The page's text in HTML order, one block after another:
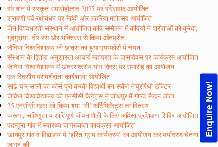
Enquire Now!
संस्थान में संस्कृत समारोहोत्सव 2025 पर परिसंवाद आयोजित
श्रावणी पर्व रक्षाबंधन पर मेहंदी और लहरिया महोत्सव आयोजित
जैन विश्वभारती संस्थान में आयोजित कवि सम्मेलन में कवियों ने श्रोताओं को कुरेदा,
गुदगुदाया, वीर रस और भक्तिरस से किया ओतप्रोत
जैविभा विश्वविद्यालय की छात्रा का हुआ एयरफोर्स में चयन
संस्थान के द्वितीय अनुशास्ता आचार्य महाप्रज्ञ के जन्मदिवस पर कार्यक्रम आयोजित
जैविभा विश्वविद्यालय में अंतरराष्ट्रीय योग दिवस पर समारोह का आयोजन
एक दिवसीय परामर्शदाता कार्यशाला आयोजित
साढे चार सालों का कोर्स पूरा करके विद्यार्थी बन सकेंगे नेचुरोपैथी डाॅक्टर
जैविभा विश्वविद्यालय की एनसीसी कैडेट्स ने जोधपुर में गोल्ड मैडल जीता
25 एनसीसी गल्र्स को किया गया ‘बी’ सर्टिफिकेट्स का वितरण
करूणा, सहिष्णुता व शांतिपूर्ण जीवन शैली के लिए अहिंसा प्रशिक्षण शिविर आयोजित
पदमपुरा गांव में स्वास्थ्य जागरूकता कार्यक्रम आयोजित
खानपुर गांव व विद्यालय में ‘हरित ग्राम कार्यक्रम’ का आयोजन कर पर्यावरण चेतना
जागृत की